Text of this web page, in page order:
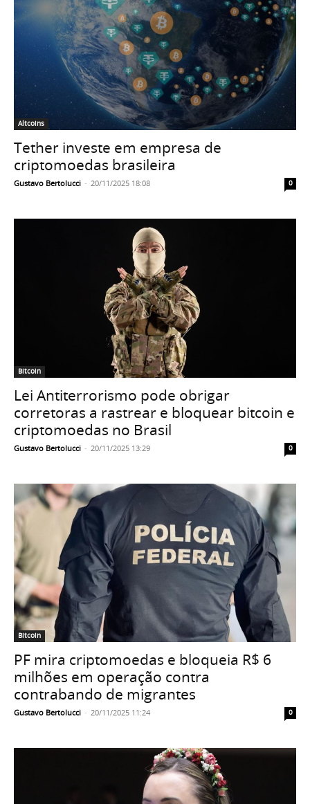
Altcoins
Tether investe em empresa de
criptomoedas brasileira
Gustavo Bertolucci - 20/11/2025 18:08 0
Bitcoin
Lei Antiterrorismo pode obrigar
corretoras a rastrear e bloquear bitcoin e
criptomoedas no Brasil
Gustavo Bertolucci - 20/11/2025 13:29 0
Bitcoin
PF mira criptomoedas e bloqueia R$ 6
milhões em operação contra
contrabando de migrantes
Gustavo Bertolucci - 20/11/2025 11:24 0